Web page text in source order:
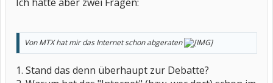
Von MTX hat mir das Internet schon abgeraten
1. Stand das denn überhaupt zur Debatte?